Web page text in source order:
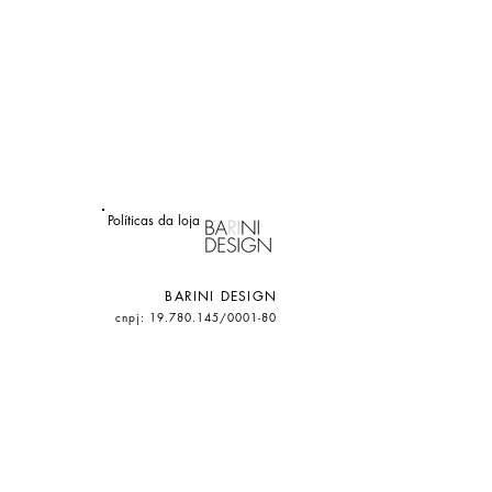
Políticas da loja
BARINI DESIGN
cnpj: 19.780.145/0001-80